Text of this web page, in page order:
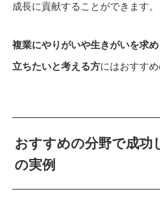
成長に貢献することができます。
複業にやりがいや生きがいを求
立ちたいと考える方にはおすすめ
おすすめの分野で成功
の実例